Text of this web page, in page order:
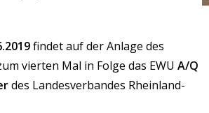
findet auf der Anlage des
vierten Mal in Folge das EWU A/Q
des Landesverbandes Rheinland-